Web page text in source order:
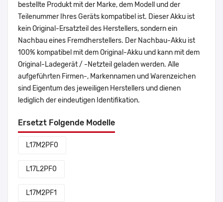
bestellte Produkt mit der Marke, dem Modell und der
Teilenummer Ihres Geräts kompatibel ist. Dieser Akku ist
kein Original-Ersatzteil des Herstellers, sondern ein
Nachbau eines Fremdherstellers. Der Nachbau-Akku ist
100% kompatibel mit dem Original-Akku und kann mit dem
Original-Ladegerät / -Netzteil geladen werden. Alle
aufgeführten Firmen-, Markennamen und Warenzeichen
sind Eigentum des jeweiligen Herstellers und dienen
lediglich der eindeutigen Identifikation.
Ersetzt Folgende Modelle
L17M2PF0
L17L2PF0
L17M2PF1